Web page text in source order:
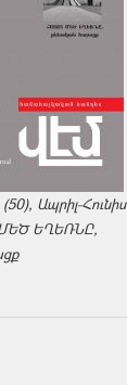
Ապրիլ-Հունիս
ԵՂԵՌՆԸ,